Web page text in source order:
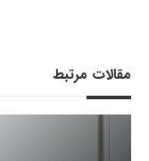
مقالات مرتبط